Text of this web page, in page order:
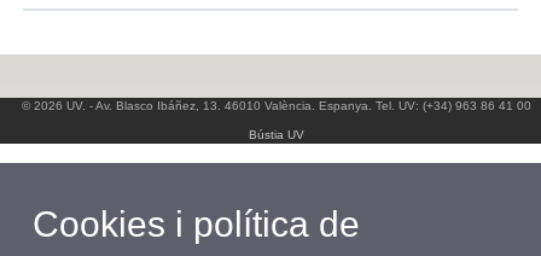
© 2026 UV. - Av. Blasco Ibáñez, 13. 46010 València. Espanya. Tel. UV: (+34) 963 86 41 00
Bústia UV
Cookies i política de